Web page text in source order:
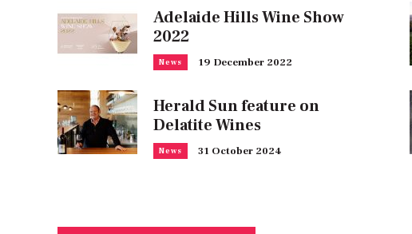
Adelaide Hills Wine Show
2022
News 19 December 2022
Herald Sun feature on
Delatite Wines
News 31 October 2024